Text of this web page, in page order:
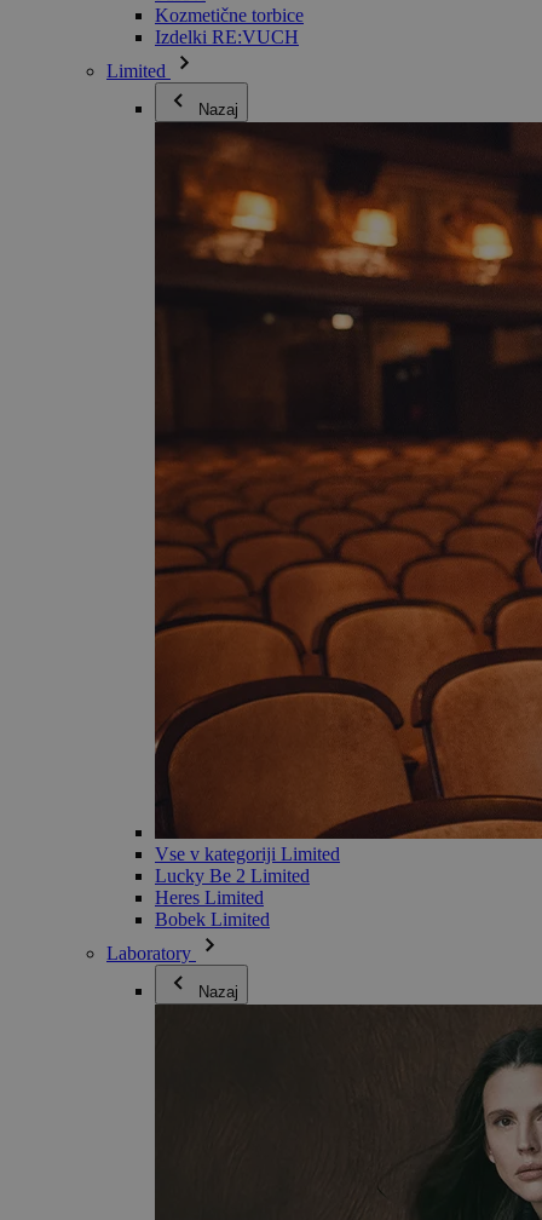
Kozmetične torbice
Izdelki RE:VUCH
Limited
Nazaj
Vse v kategoriji Limited
Lucky Be 2 Limited
Heres Limited
Bobek Limited
Laboratory
Nazaj